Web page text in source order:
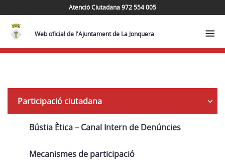
Atenció Ciutadana 972 554 005
Web oficial de l'Ajuntament de La Jonquera
Navega
Participació ciutadana
Bústia Ètica – Canal Intern de Denúncies
Mecanismes de participació